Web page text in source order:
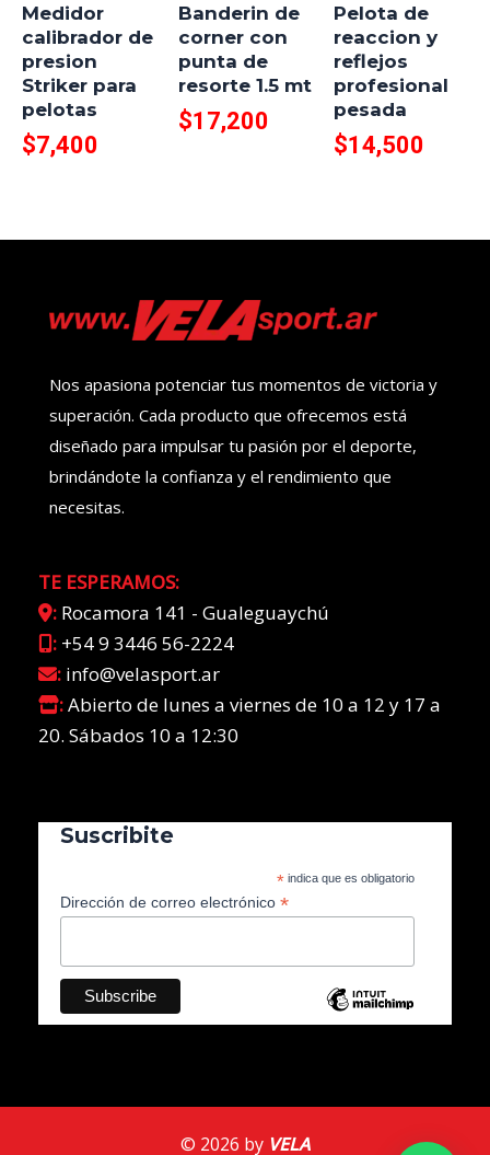
Medidor
calibrador de
presion
Striker para
pelotas
$7,400
Banderin de
corner con
punta de
resorte 1.5 mt
$17,200
Pelota de
reaccion y
reflejos
profesional
pesada
$14,500
Nos apasiona potenciar tus momentos de victoria y
superación. Cada producto que ofrecemos está
diseñado para impulsar tu pasión por el deporte,
brindándote la confianza y el rendimiento que
necesitas.
TE ESPERAMOS:
: Rocamora 141 - Gualeguaychú
: +54 9 3446 56-2224
: info@velasport.ar
:Abierto de lunes a viernes de 10 a 12 y 17 a
20. Sábados 10 a 12:30
Suscribite
* indica que es obligatorio
Dirección de correo electrónico *
© 2026 by VELA